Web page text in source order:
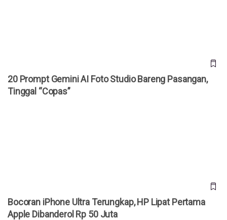
20 Prompt Gemini AI Foto Studio Bareng Pasangan,
Tinggal “Copas”
Bocoran iPhone Ultra Terungkap, HP Lipat Pertama
Apple Dibanderol Rp 50 Juta